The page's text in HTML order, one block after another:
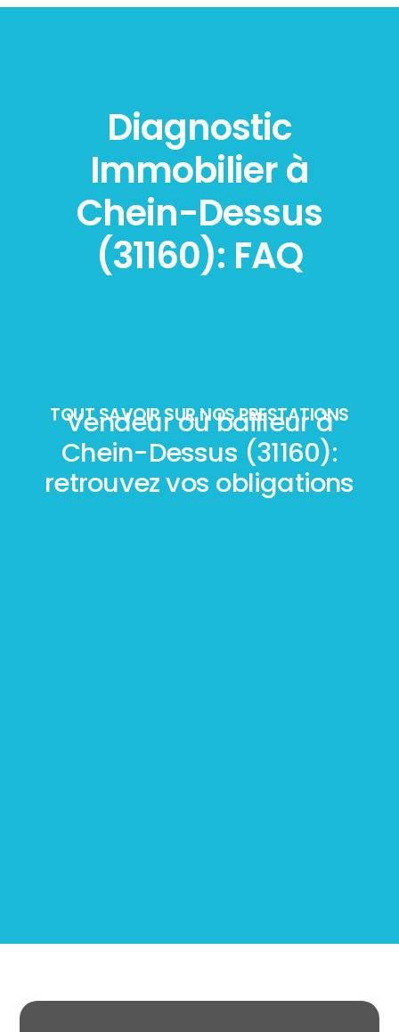
Diagnostic
Immobilier à
Chein-Dessus
(31160): FAQ
TOUT SAVOIR SUR NOS PRESTATIONS
Vendeur ou bailleur à
Chein-Dessus (31160):
retrouvez vos obligations